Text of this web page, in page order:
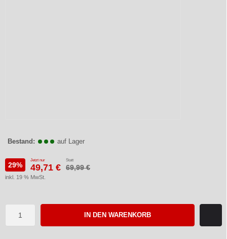
Bestand: auf Lager
Jetzt nur
49,71 €
Statt
69,99 €
29%
inkl. 19 % MwSt.
IN DEN WARENKORB